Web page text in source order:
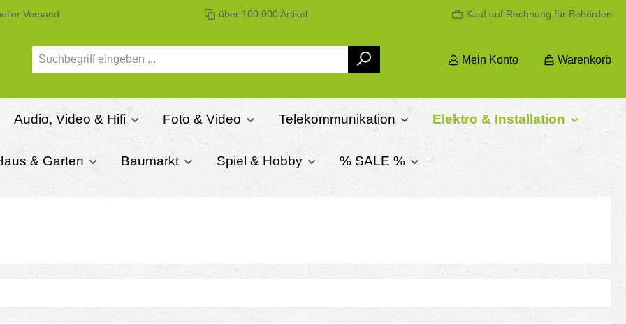
Versand über 100.000 Artikel Kauf auf Rechnung für Behörden
Mein Konto Warenkorb
Audio, Video & Hifi Foto & Video Telekommunikation Elektro & Installation
& Garten Baumarkt Spiel & Hobby % SALE %